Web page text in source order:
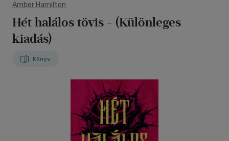
Amber Hamilton
Hét halálos tövis - (Különleges
kiadás)
Könyv